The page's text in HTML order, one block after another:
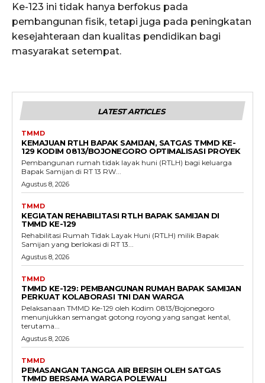
Ke-123 ini tidak hanya berfokus pada
pembangunan fisik, tetapi juga pada peningkatan
kesejahteraan dan kualitas pendidikan bagi
masyarakat setempat.
LATEST ARTICLES
TMMD
KEMAJUAN RTLH BAPAK SAMIJAN, SATGAS TMMD KE-
129 KODIM 0813/BOJONEGORO OPTIMALISASI PROYEK
Pembangunan rumah tidak layak huni (RTLH) bagi keluarga
Bapak Samijan di RT 13 RW...
Agustus 8, 2026
TMMD
KEGIATAN REHABILITASI RTLH BAPAK SAMIJAN DI
TMMD KE-129
Rehabilitasi Rumah Tidak Layak Huni (RTLH) milik Bapak
Samijan yang berlokasi di RT 13...
Agustus 8, 2026
TMMD
TMMD KE-129: PEMBANGUNAN RUMAH BAPAK SAMIJAN
PERKUAT KOLABORASI TNI DAN WARGA
Pelaksanaan TMMD Ke-129 oleh Kodim 0813/Bojonegoro
menunjukkan semangat gotong royong yang sangat kental,
terutama...
Agustus 8, 2026
TMMD
PEMASANGAN TANGGA AIR BERSIH OLEH SATGAS
TMMD BERSAMA WARGA POLEWALI